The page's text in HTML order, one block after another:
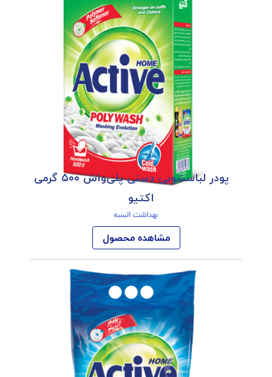
پودر لباسشویی دستی پلی‌واش ۵۰۰ گرمی
اکتیو
بهداشت البسه
مشاهده محصول